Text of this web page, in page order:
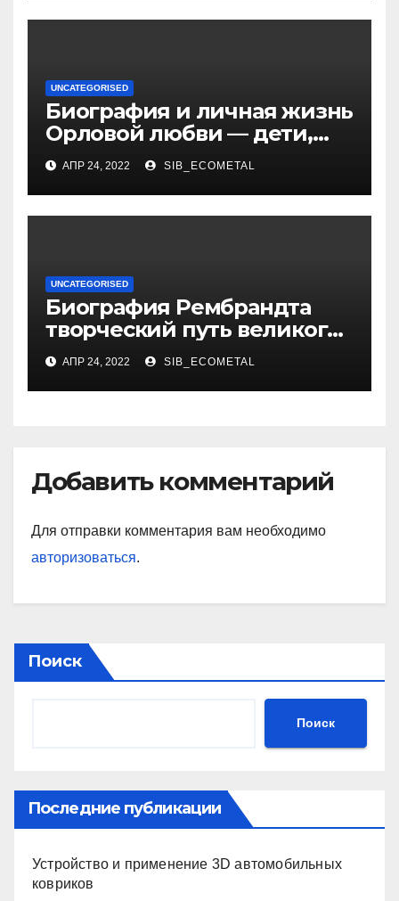
UNCATEGORISED
Биография и личная жизнь
Орловой любви — дети,
достижения, семейные
радости
АПР 24, 2022 SIB_ECOMETAL
UNCATEGORISED
Биография Рембрандта
творческий путь великого
художника
АПР 24, 2022 SIB_ECOMETAL
Добавить комментарий
Для отправки комментария вам необходимо
авторизоваться.
Поиск
Поиск
Последние публикации
Устройство и применение 3D автомобильных
ковриков